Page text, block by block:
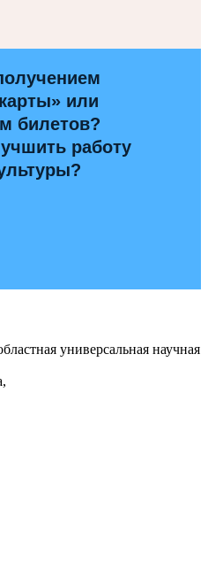
или
билетов?
работу
универсальная научная